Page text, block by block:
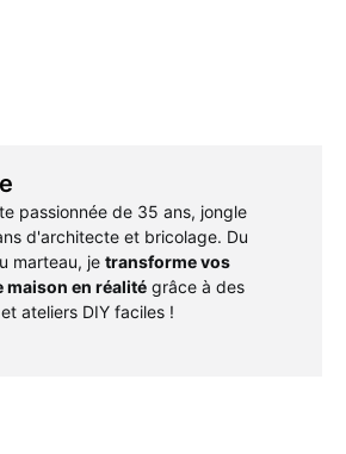
passionnée de 35 ans, jongle
d'architecte et bricolage. Du
marteau, je transforme vos
maison en réalitégrâce à des
ateliers DIY faciles !